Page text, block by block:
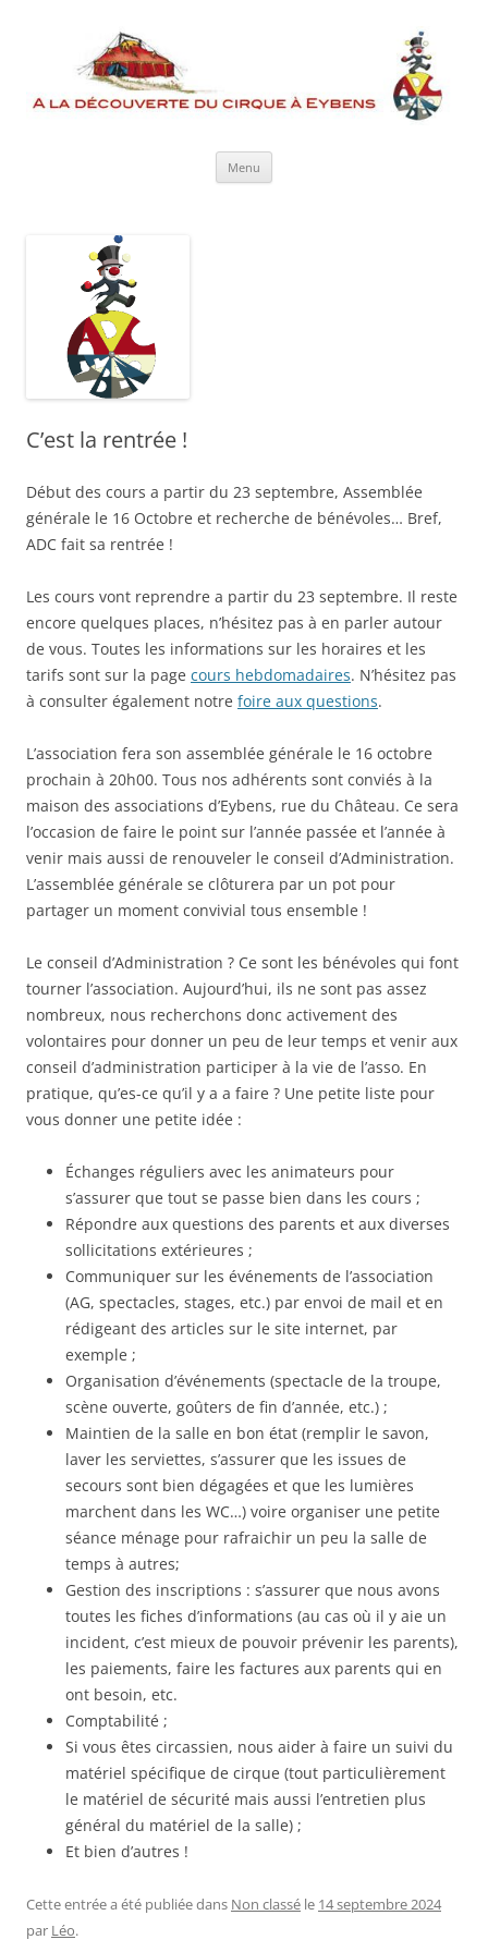
Menu
C’est la rentrée !
Début des cours a partir du 23 septembre, Assemblée
générale le 16 Octobre et recherche de bénévoles… Bref,
ADC fait sa rentrée !
Les cours vont reprendre a partir du 23 septembre. Il reste
encore quelques places, n’hésitez pas à en parler autour
de vous. Toutes les informations sur les horaires et les
tarifs sont sur la page cours hebdomadaires. N’hésitez pas
à consulter également notre foire aux questions.
L’association fera son assemblée générale le 16 octobre
prochain à 20h00. Tous nos adhérents sont conviés à la
maison des associations d’Eybens, rue du Château. Ce sera
l’occasion de faire le point sur l’année passée et l’année à
venir mais aussi de renouveler le conseil d’Administration.
L’assemblée générale se clôturera par un pot pour
partager un moment convivial tous ensemble !
Le conseil d’Administration ? Ce sont les bénévoles qui font
tourner l’association. Aujourd’hui, ils ne sont pas assez
nombreux, nous recherchons donc activement des
volontaires pour donner un peu de leur temps et venir aux
conseil d’administration participer à la vie de l’asso. En
pratique, qu’es-ce qu’il y a a faire ? Une petite liste pour
vous donner une petite idée :
Échanges réguliers avec les animateurs pour
s’assurer que tout se passe bien dans les cours ;
Répondre aux questions des parents et aux diverses
sollicitations extérieures ;
Communiquer sur les événements de l’association
(AG, spectacles, stages, etc.) par envoi de mail et en
rédigeant des articles sur le site internet, par
exemple ;
Organisation d’événements (spectacle de la troupe,
scène ouverte, goûters de fin d’année, etc.) ;
Maintien de la salle en bon état (remplir le savon,
laver les serviettes, s’assurer que les issues de
secours sont bien dégagées et que les lumières
marchent dans les WC…) voire organiser une petite
séance ménage pour rafraichir un peu la salle de
temps à autres;
Gestion des inscriptions : s’assurer que nous avons
toutes les fiches d’informations (au cas où il y aie un
incident, c’est mieux de pouvoir prévenir les parents),
les paiements, faire les factures aux parents qui en
ont besoin, etc.
Comptabilité ;
Si vous êtes circassien, nous aider à faire un suivi du
matériel spécifique de cirque (tout particulièrement
le matériel de sécurité mais aussi l’entretien plus
général du matériel de la salle) ;
Et bien d’autres !
Cette entrée a été publiée dans Non classé le 14 septembre 2024
par Léo.